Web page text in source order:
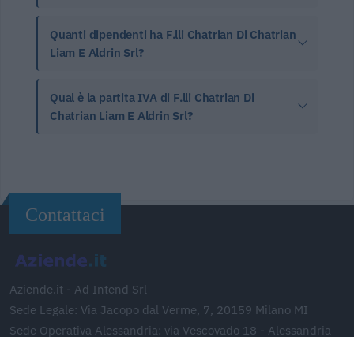
Quanti dipendenti ha F.lli Chatrian Di Chatrian
Liam E Aldrin Srl?
Qual è la partita IVA di F.lli Chatrian Di
Chatrian Liam E Aldrin Srl?
Contattaci
Aziende.it - Ad Intend Srl
Sede Legale: Via Jacopo dal Verme, 7, 20159 Milano MI
Sede Operativa Alessandria: via Vescovado 18 - Alessandria